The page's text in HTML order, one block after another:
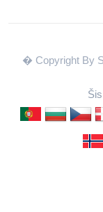
� Copyright By